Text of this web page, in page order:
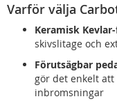
Varför välja
Keramisk
skivslitage och
Förutsägbar
gör det enkelt
inbromsningar